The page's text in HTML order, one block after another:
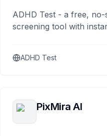
ADHD Test - a free,
screening tool with
ADHD Test
PixMira AI